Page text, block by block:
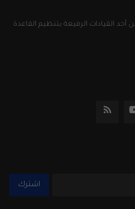
أحد القيادات الرفيعة بتنظيم القاعدة
اشترك